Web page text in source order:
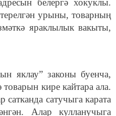
урыны, товарның
яраклылык вакыты,
яклау” законы буенча,
кире кайтара ала.
сатканда сатучыга карата
Алар кулланучыга